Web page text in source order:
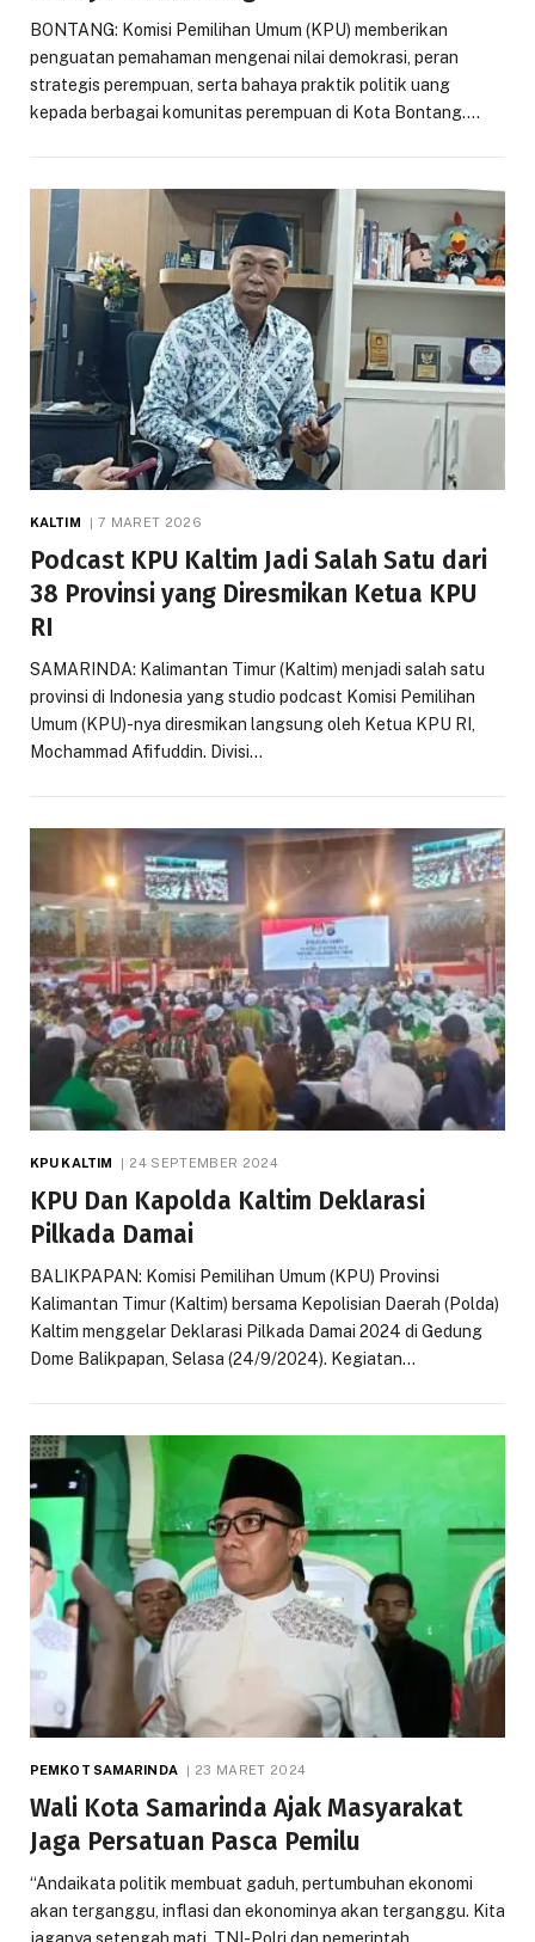
BONTANG: Komisi Pemilihan Umum (KPU) memberikan
penguatan pemahaman mengenai nilai demokrasi, peran
strategis perempuan, serta bahaya praktik politik uang
kepada berbagai komunitas perempuan di Kota Bontang.…
KALTIM 7 MARET 2026
Podcast KPU Kaltim Jadi Salah Satu dari
38 Provinsi yang Diresmikan Ketua KPU
RI
SAMARINDA: Kalimantan Timur (Kaltim) menjadi salah satu
provinsi di Indonesia yang studio podcast Komisi Pemilihan
Umum (KPU)-nya diresmikan langsung oleh Ketua KPU RI,
Mochammad Afifuddin. Divisi…
KPU KALTIM 24 SEPTEMBER 2024
KPU Dan Kapolda Kaltim Deklarasi
Pilkada Damai
BALIKPAPAN: Komisi Pemilihan Umum (KPU) Provinsi
Kalimantan Timur (Kaltim) bersama Kepolisian Daerah (Polda)
Kaltim menggelar Deklarasi Pilkada Damai 2024 di Gedung
Dome Balikpapan, Selasa (24/9/2024). Kegiatan…
PEMKOT SAMARINDA 23 MARET 2024
Wali Kota Samarinda Ajak Masyarakat
Jaga Persatuan Pasca Pemilu
“Andaikata politik membuat gaduh, pertumbuhan ekonomi
akan terganggu, inflasi dan ekonominya akan terganggu. Kita
jaganya setengah mati, TNI-Polri dan pemerintah